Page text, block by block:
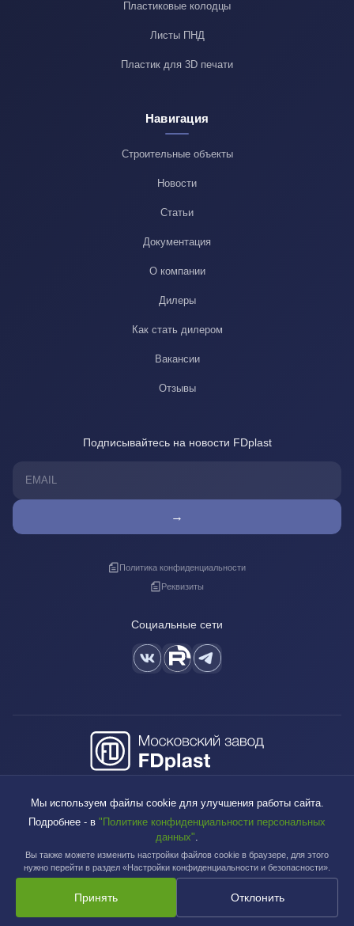
Пластиковые колодцы
Листы ПНД
Пластик для 3D печати
Навигация
Строительные объекты
Новости
Статьи
Документация
О компании
Дилеры
Как стать дилером
Вакансии
Отзывы
Подписывайтесь на новости FDplast
→
Политика конфиденциальности
Реквизиты
Социальные сети
sales@fdplast.ru
140050, Московская обл., пос. Красково, ул. Карла Маркса, д. 117Б
Мы используем файлы cookie для улучшения работы сайта.
Подробнее - в "Политике конфиденциальности персональных
данных".
Вы также можете изменить настройки файлов cookie в браузере, для этого
нужно перейти в раздел «Настройки конфиденциальности и безопасности».
Принять Отклонить